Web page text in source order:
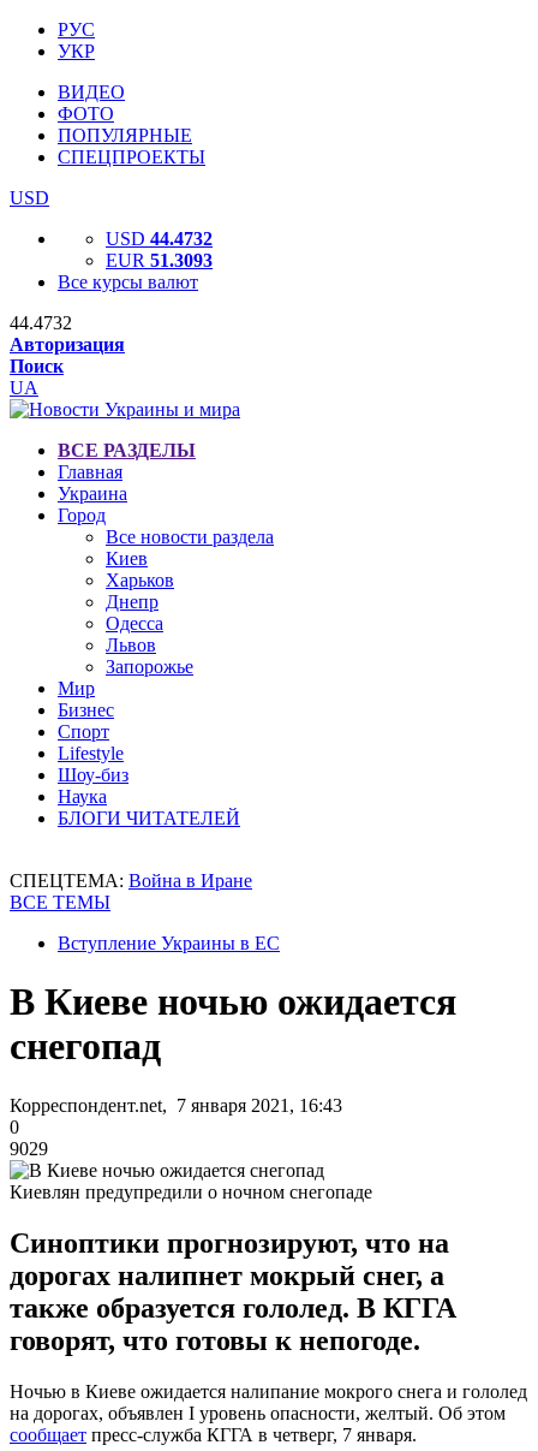
РУС
УКР
ВИДЕО
ФОТО
ПОПУЛЯРНЫЕ
СПЕЦПРОЕКТЫ
USD
USD 44.4732
EUR 51.3093
Все курсы валют
44.4732
Авторизация
Поиск
UA
ВСЕ РАЗДЕЛЫ
Главная
Украина
Город
Все новости раздела
Киев
Харьков
Днепр
Одесса
Львов
Запорожье
Мир
Бизнес
Спорт
Lifestyle
Шоу-биз
Наука
БЛОГИ ЧИТАТЕЛЕЙ
СПЕЦТЕМА: Война в Иране
ВСЕ ТЕМЫ
Вступление Украины в ЕС
В Киеве ночью ожидается
снегопад
Корреспондент.net, 7 января 2021, 16:43
0
9029
Киевлян предупредили о ночном снегопаде
Синоптики прогнозируют, что на
дорогах налипнет мокрый снег, а
также образуется гололед. В КГГА
говорят, что готовы к непогоде.
Ночью в Киеве ожидается налипание мокрого снега и гололед
на дорогах, объявлен I уровень опасности, желтый. Об этом
сообщает пресс-служба КГГА в четверг, 7 января.